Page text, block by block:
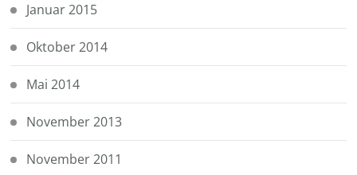
Januar 2015
Oktober 2014
Mai 2014
November 2013
November 2011